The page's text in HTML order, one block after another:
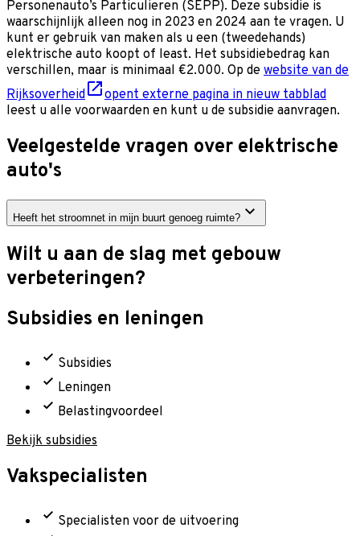
Personenauto’s Particulieren (SEPP). Deze subsidie is
waarschijnlijk alleen nog in 2023 en 2024 aan te vragen. U
kunt er gebruik van maken als u een (tweedehands)
elektrische auto koopt of least. Het subsidiebedrag kan
verschillen, maar is minimaal €2.000. Op de website van de
Rijksoverheid
opent externe pagina in nieuw tabblad
leest u alle voorwaarden en kunt u de subsidie aanvragen.
Veelgestelde vragen over elektrische
auto's
Heeft het stroomnet in mijn buurt genoeg ruimte?
Wilt u aan de slag met gebouw
verbeteringen?
Subsidies en leningen
Subsidies
Leningen
Belastingvoordeel
Bekijk subsidies
Vakspecialisten
Specialisten voor de uitvoering